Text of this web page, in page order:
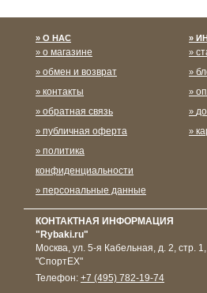
КОНТАКТНАЯ ИНФОРМАЦИЯ
"Rybaki.ru"
Москва,ул. 5-я Кабельная, д. 2, стр. 1,